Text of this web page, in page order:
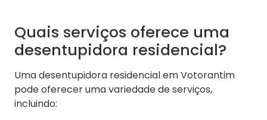
Quais serviços oferece uma
desentupidora residencial?
Uma desentupidora residencial em Votorantim
pode oferecer uma variedade de serviços,
incluindo: